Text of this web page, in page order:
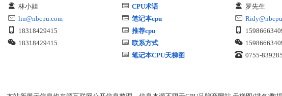
林小姐
lin@nbcpu.com
18318429415
18318429415
CPU术语
笔记本cpu
推荐cpu
联系方式
笔记本CPU天梯图
罗先生
0755-